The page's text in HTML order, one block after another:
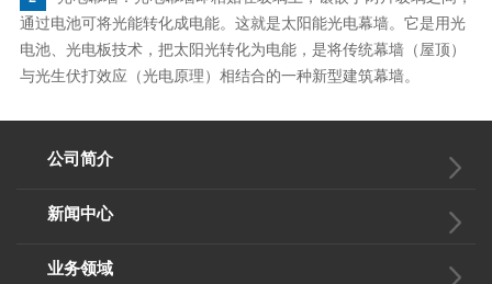
通过电池可将光能转化成电能。这就是太阳能光电幕墙。它是用光
电池、光电板技术，把太阳光转化为电能，是将传统幕墙（屋顶）
与光生伏打效应（光电原理）相结合的一种新型建筑幕墙。
公司简介
新闻中心
业务领域